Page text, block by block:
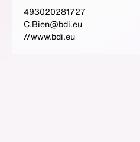
493020281727
C.Bien@bdi.eu
//www.bdi.eu